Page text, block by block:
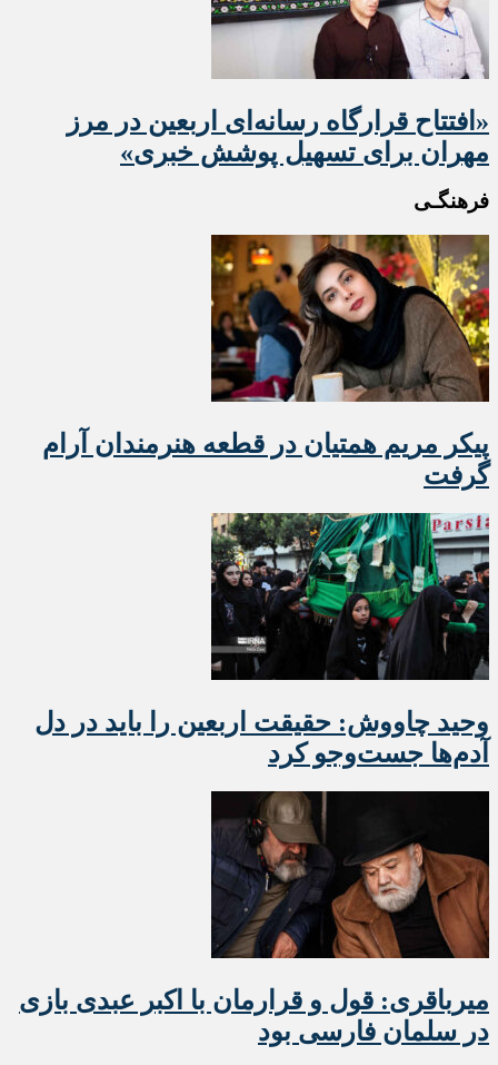
«افتتاح قرارگاه رسانه‌ای اربعین در مرز
مهران برای تسهیل پوشش خبری»
فرهنگـی
پیکر مریم همتیان در قطعه هنرمندان آرام
گرفت
وحید چاووش: حقیقت اربعین را باید در دل
آدم‌ها جست‌وجو کرد
میرباقری: قول و قرارمان با اکبر عبدی بازی
در سلمان فارسی بود